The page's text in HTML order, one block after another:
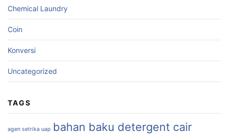
Chemical Laundry
Coin
Konversi
Uncategorized
TAGS
agen setrika uap bahan baku detergent cair